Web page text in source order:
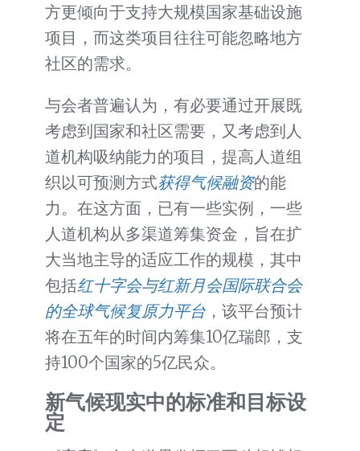
方更倾向于支持大规模国家基础设施
项目，而这类项目往往可能忽略地方
社区的需求。
与会者普遍认为，有必要通过开展既
考虑到国家和社区需要，又考虑到人
道机构吸纳能力的项目，提高人道组
织以可预测方式获得气候融资的能
力。在这方面，已有一些实例，一些
人道机构从多渠道筹集资金，旨在扩
大当地主导的适应工作的规模，其中
包括红十字会与红新月会国际联合会
的全球气候复原力平台 ，该平台预计
将在五年的时间内筹集10亿瑞郎，支
持100个国家的5亿民众。
新气候现实中的标准和目标设
定